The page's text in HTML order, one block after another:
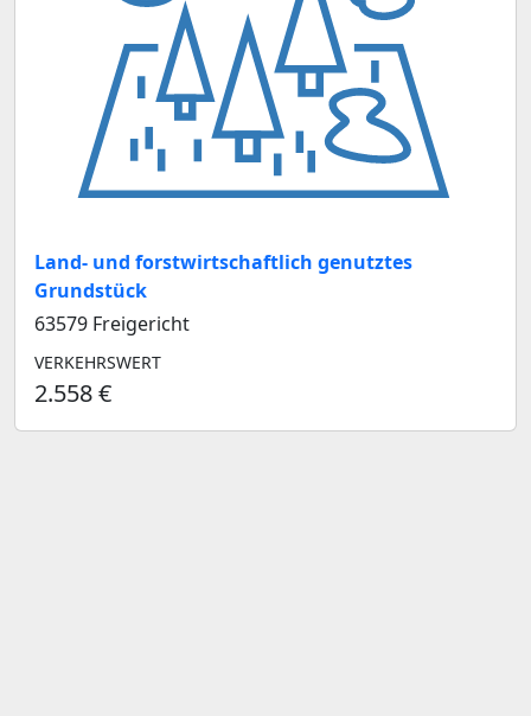
Land- und forstwirtschaftlich genutztes
Grundstück
63579 Freigericht
VERKEHRSWERT
2.558 €